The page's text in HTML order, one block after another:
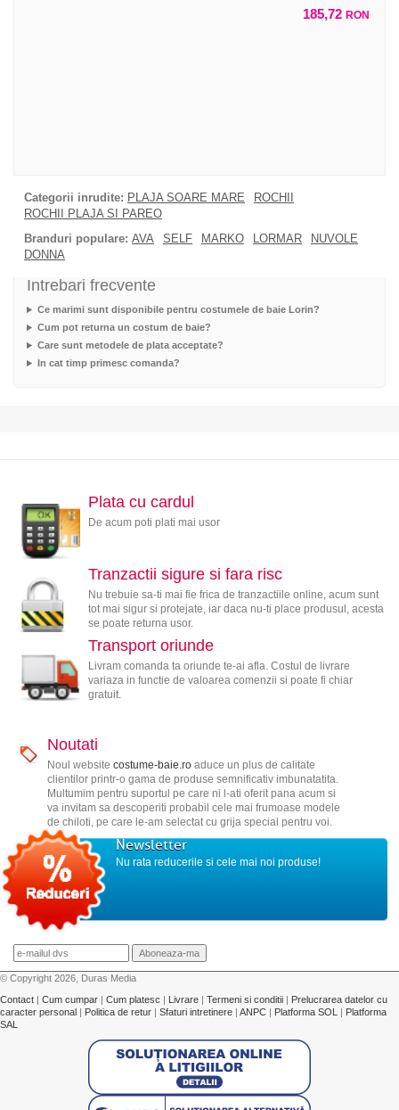
185,72 RON
Categorii inrudite: PLAJA SOARE MARE
ROCHII
ROCHII PLAJA SI PAREO
Branduri populare: AVA SELF MARKO LORMAR
NUVOLE
DONNA
Intrebari frecvente
Ce marimi sunt disponibile pentru costumele de baie Lorin?
Cum pot returna un costum de baie?
Care sunt metodele de plata acceptate?
In cat timp primesc comanda?
Plata cu cardul
De acum poti plati mai usor
Tranzactii sigure si fara risc
Nu trebuie sa-ti mai fie frica de tranzactiile online, acum sunt
tot mai sigur si protejate, iar daca nu-ti place produsul, acesta
se poate returna usor.
Transport oriunde
Livram comanda ta oriunde te-ai afla. Costul de livrare
variaza in functie de valoarea comenzii si poate fi chiar
gratuit.
Noutati
Noul website costume-baie.roaduce un plus de calitate
clientilor printr-o gama de produse semnificativ imbunatatita.
Multumim pentru suportul pe care ni l-ati oferit pana acum si
va invitam sa descoperiti probabil cele mai frumoase modele
de chiloti, pe care le-am selectat cu grija special pentru voi.
Newsletter
Nu rata reducerile si cele mai noi produse!
© Copyright 2026, Duras Media
Contact | Cum cumpar | Cum platesc | Livrare | Termeni si conditii | Prelucrarea datelor cu
caracter personal | Politica de retur | Sfaturi intretinere | ANPC | Platforma SOL | Platforma
SAL